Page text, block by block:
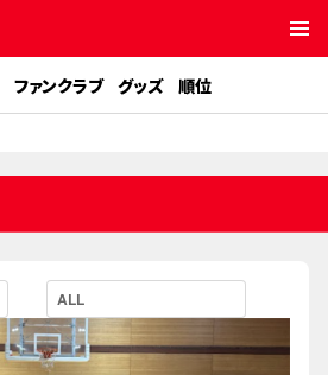
ファンクラブ グッズ 順位